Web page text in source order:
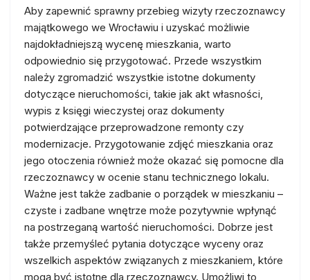
Aby zapewnić sprawny przebieg wizyty rzeczoznawcy
majątkowego we Wrocławiu i uzyskać możliwie
najdokładniejszą wycenę mieszkania, warto
odpowiednio się przygotować. Przede wszystkim
należy zgromadzić wszystkie istotne dokumenty
dotyczące nieruchomości, takie jak akt własności,
wypis z księgi wieczystej oraz dokumenty
potwierdzające przeprowadzone remonty czy
modernizacje. Przygotowanie zdjęć mieszkania oraz
jego otoczenia również może okazać się pomocne dla
rzeczoznawcy w ocenie stanu technicznego lokalu.
Ważne jest także zadbanie o porządek w mieszkaniu –
czyste i zadbane wnętrze może pozytywnie wpłynąć
na postrzeganą wartość nieruchomości. Dobrze jest
także przemyśleć pytania dotyczące wyceny oraz
wszelkich aspektów związanych z mieszkaniem, które
mogą być istotne dla rzeczoznawcy. Umożliwi to